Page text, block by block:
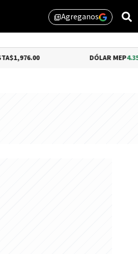
library_addAgreganos
4.35%$1,579.46